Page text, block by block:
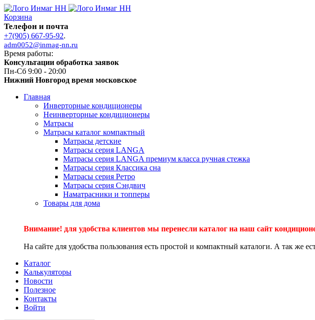
Корзина
Телефон и почта
+7(905) 667-95-92.
adm0052@inmag-nn.ru
Время работы:
Консультации обработка заявок
Пн-Сб 9:00 - 20:00
Нижний Новгород время московское
Главная
Инверторные кондиционеры
Неинверторные кондиционеры
Матрасы
Матрасы каталог компактный
Матрасы детские
Матрасы серия LANGA
Матрасы серия LANGA премиум класса ручная стежка
Матрасы серия Классика сна
Матрасы серия Ретро
Матрасы серия Сэндвич
Наматрасники и топперы
Товары для дома
Внимание! для удобства клиентов мы перенесли каталог на наш сайт
На сайте для удобства пользования есть простой и компактный каталоги. А так же
Каталог
Калькуляторы
Новости
Полезное
Контакты
Войти